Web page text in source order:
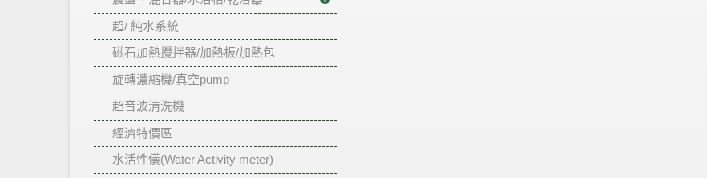
超/ 純水系統
磁石加熱攪拌器/加熱板/加熱包
旋轉濃縮機/真空pump
超音波清洗機
經濟特價區
水活性儀(Water Activity meter)